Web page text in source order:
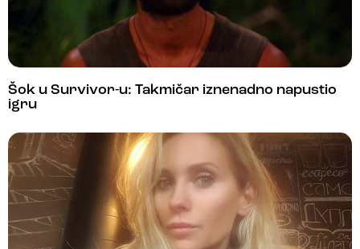
Šok u Survivor-u: Takmičar iznenadno napustio
igru